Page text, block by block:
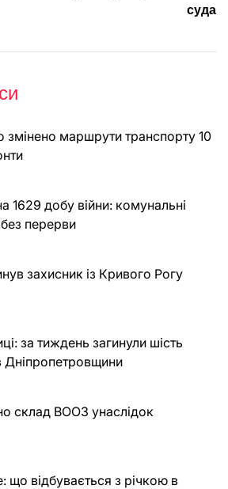
суда
змінено маршрути транспорту 10
1629 добу війни: комунальні
перерви
захисник із Кривого Рогу
за тиждень загинули шість
Дніпропетровщини
склад ВООЗ унаслідок
що відбувається з річкою в